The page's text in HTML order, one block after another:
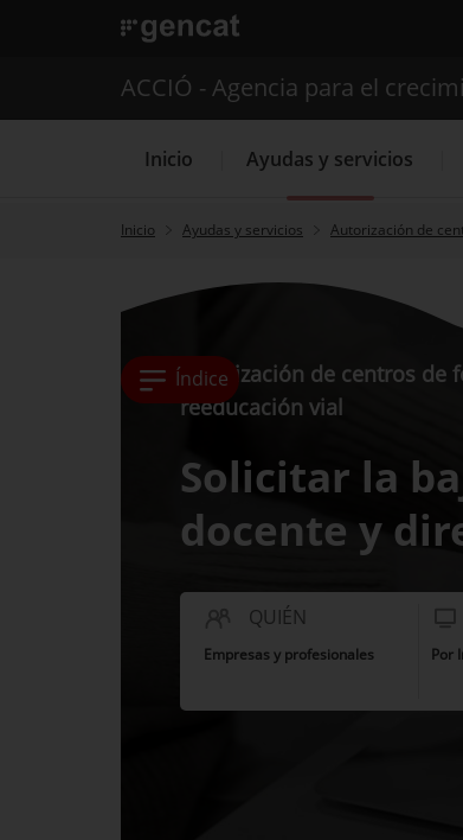
. Abrir en una nueva ventana.
ACCIÓ - Agencia para el
Inicio Ayudas y servicios
Inicio Ayudas y servicios Autorización de
Índice
Autorización de centros de
reeducación vial
Solicitar la
docente y
QUIÉN
Empresas y profesionales Por